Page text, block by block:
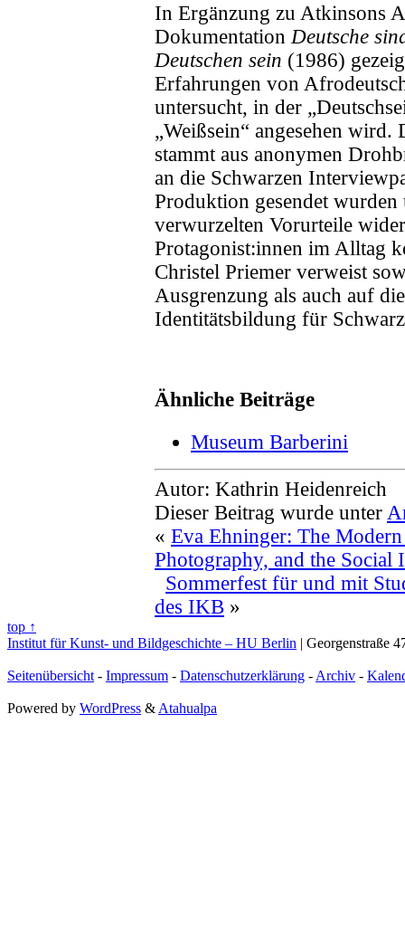
In Ergänzung zu Atkinsons
Dokumentation Deutsche
Deutschen sein (1986)
Erfahrungen von
untersucht, in der
„Weißsein“ angesehen
stammt aus anonymen
an die Schwarzen
Produktion gesendet
verwurzelten Vorurteile
Protagonist:innen im Alltag
Christel Priemer verweist
Ausgrenzung als auch auf
Identitätsbildung für
Ähnliche Beiträge
Museum Barberini
Autor: Kathrin Heidenreich
Dieser Beitrag wurde unter
« Eva Ehninger: The
Photography, and the Social
Sommerfest für und mit
des IKB »
top ↑
Institut für Kunst- und Bildgeschichte – HU Berlin | Georgenstraße
Seitenübersicht - Impressum - Datenschutzerklärung - Archiv -
Powered by WordPress & Atahualpa